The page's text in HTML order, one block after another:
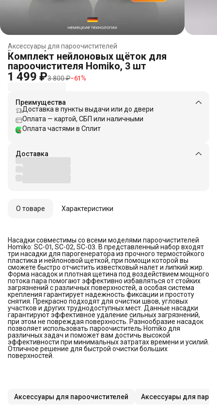
Аксессуары для пароочистителей
Аксессуары для электроники ›
Главная ›
Комплект нейлоновых щёток для
пароочистителя Homiko, 3 шт
1 499 ₽3 800 ₽−61%
Преимущества
Доставка в пункты выдачи или до двери
Оплата — картой, СБП или наличными
Оплата частями в Сплит
Доставка
О товаре Характеристики
Насадки совместимы со всеми моделями пароочистителей
Homiko: SC-01, SC-02, SC-03. В представленный набор входят
три насадки для парогенератора из прочного термостойкого
пластика и нейлоновой щеткой, при помощи которой вы
сможете быстро отчистить известковый налет и липкий жир.
Форма насадок и плотная щетина под воздействием мощного
потока пара помогают эффективно избавляться от стойких
загрязнений с различных поверхностей, а особая система
крепления гарантирует надежность фиксации и простоту
снятия. Прекрасно подходят для очистки швов, угловых
участков и других труднодоступных мест. Данные насадки
гарантируют эффективное удаление сильных загрязнений,
при этом не повреждая поверхность. Разнообразие насадок
позволяет использовать пароочиститель Homiko для
различных задач и поможет вам достичь высокой
эффективности при минимальных затратах времени и усилий.
Отличное решение для быстрой очистки больших
поверхностей.
Аксессуары для пароочистителей Аксессуары для